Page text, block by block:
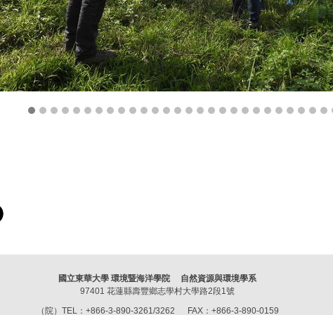
國立東華大學 環境暨海洋學院 自然資源與環境學系
97401 花蓮縣壽豐鄉志學村大學路2段1號
（院）TEL：+866-3-890-3261/3262 FAX：+866-3-890-0159